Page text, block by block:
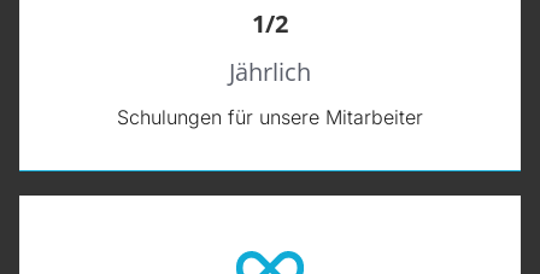
1/2
Jährlich
Schulungen für unsere Mitarbeiter